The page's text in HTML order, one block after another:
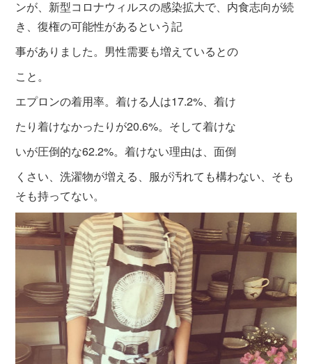
ンが、新型コロナウィルスの感染拡大で、内食志向が続
き、復権の可能性があるという記
事がありました。男性需要も増えているとの
こと。
エプロンの着用率。着ける人は17.2%、着け
たり着けなかったりが20.6%。そして着けな
いが圧倒的な62.2%。着けない理由は、面倒
くさい、洗濯物が増える、服が汚れても構わない、そも
そも持ってない。